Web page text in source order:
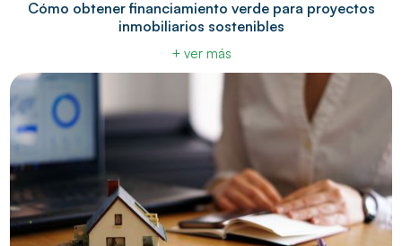
Cómo obtener financiamiento verde para proyectos
inmobiliarios sostenibles
+ ver más